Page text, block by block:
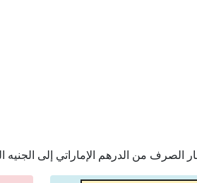
الصرف من الدرهم الإماراتي إلى الجنيه